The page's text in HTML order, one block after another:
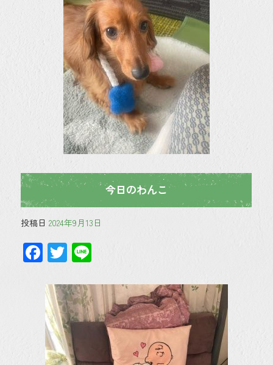
今日のわんこ
投稿日 2024年9月13日
F
ac
e
b
o
ok
T
wi
tt
er
Li